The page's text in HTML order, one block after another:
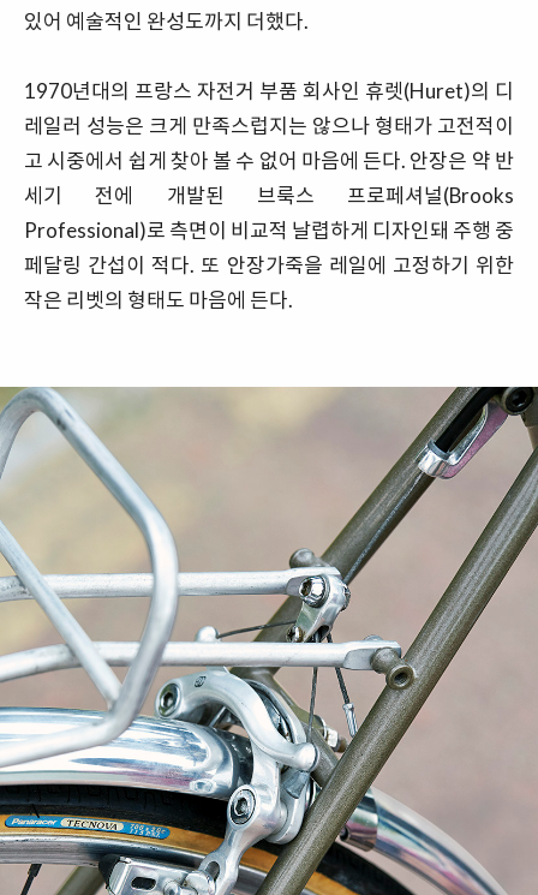
있어 예술적인 완성도까지 더했다.
1970년대의 프랑스 자전거 부품 회사인 휴렛(Huret)의 디
레일러 성능은 크게 만족스럽지는 않으나 형태가 고전적이
고 시중에서 쉽게 찾아 볼 수 없어 마음에 든다. 안장은 약 반
세기 전에 개발된 브룩스 프로페셔널(Brooks
Professional)로 측면이 비교적 날렵하게 디자인돼 주행 중
페달링 간섭이 적다. 또 안장가죽을 레일에 고정하기 위한
작은 리벳의 형태도 마음에 든다.